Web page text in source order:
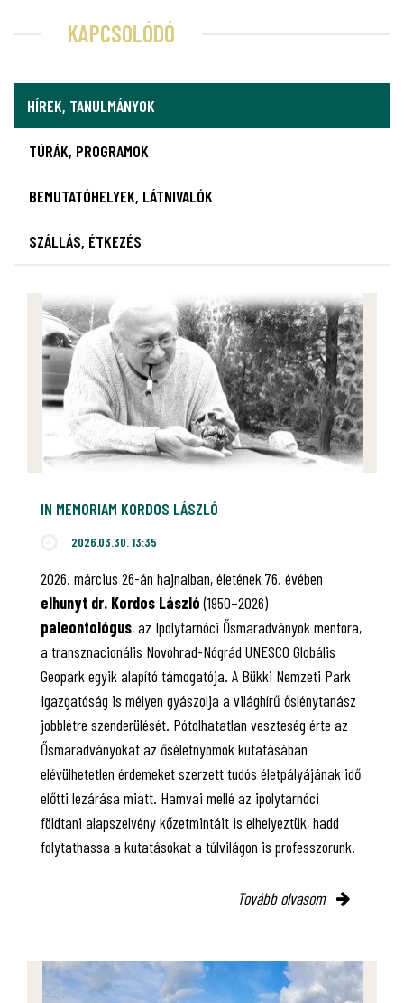
KAPCSOLÓDÓ
HÍREK, TANULMÁNYOK
TÚRÁK, PROGRAMOK
BEMUTATÓHELYEK, LÁTNIVALÓK
SZÁLLÁS, ÉTKEZÉS
IN MEMORIAM KORDOS LÁSZLÓ
2026.03.30. 13:35
2026. március 26-án hajnalban, életének 76. évében
elhunyt dr. Kordos László(1950–2026)
paleontológus, az Ipolytarnóci Ősmaradványok mentora,
a transznacionális Novohrad-Nógrád UNESCO Globális
Geopark egyik alapító támogatója. A Bükki Nemzeti Park
Igazgatóság is mélyen gyászolja a világhírű őslénytanász
jobblétre szenderülését. Pótolhatatlan veszteség érte az
Ősmaradványokat az őséletnyomok kutatásában
elévülhetetlen érdemeket szerzett tudós életpályájának idő
előtti lezárása miatt. Hamvai mellé az ipolytarnóci
földtani alapszelvény kőzetmintáit is elhelyeztük, hadd
folytathassa a kutatásokat a túlvilágon is professzorunk.
Tovább olvasom